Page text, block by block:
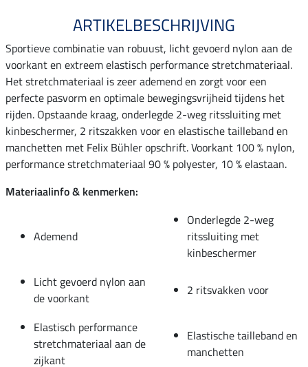
ARTIKELBESCHRIJVING
Sportieve combinatie van robuust, licht gevoerd nylon aan de
voorkant en extreem elastisch performance stretchmateriaal.
Het stretchmateriaal is zeer ademend en zorgt voor een
perfecte pasvorm en optimale bewegingsvrijheid tijdens het
rijden. Opstaande kraag, onderlegde 2-weg ritssluiting met
kinbeschermer, 2 ritszakken voor en elastische tailleband en
manchetten met Felix Bühler opschrift. Voorkant 100 % nylon,
performance stretchmateriaal 90 % polyester, 10 % elastaan.
Materiaalinfo & kenmerken:
Ademend
Onderlegde 2-weg
ritssluiting met
kinbeschermer
Licht gevoerd nylon aan
de voorkant
2 ritsvakken voor
Elastisch performance
stretchmateriaal aan de
zijkant
Elastische tailleband en
manchetten